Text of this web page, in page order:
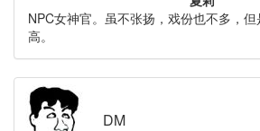
NPC女神官。虽不张扬，戏份也不多，
高。
DM